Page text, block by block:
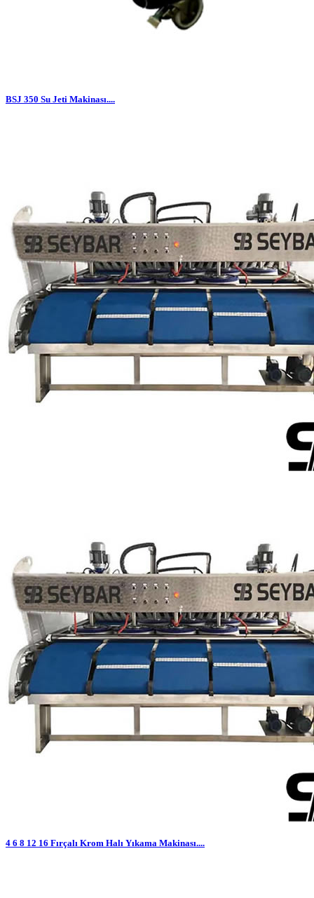
BSJ 350 Su Jeti Makinası....
4 6 8 12 16 Fırçalı Krom Halı Yıkama Makinası....